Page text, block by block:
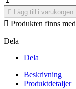
 Lägg till i varukorgen
 Produkten finns
Dela
Dela
Beskrivning
Produktdetaljer